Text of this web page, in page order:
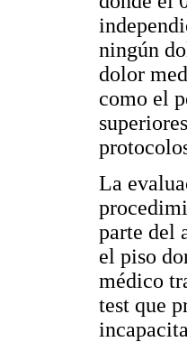
ningún
dolor
como el
La
parte del
el piso
médico
test que